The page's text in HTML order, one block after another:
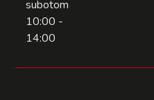
subotom
10:00 -
14:00